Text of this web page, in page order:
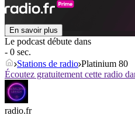
En savoir plus
Le podcast débute dans
- 0 sec.
Stations de radio Platinium 80
Écoutez gratuitement cette radio
radio.fr